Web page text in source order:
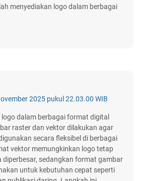
menyediakan logo dalam berbagai
2025 pukul 22.03.00 WIB
logo dalam berbagai format digital
raster dan vektor dilakukan agar
secara fleksibel di berbagai
vektor memungkinkan logo tetap
diperbesar, sedangkan format gambar
untuk kebutuhan cepat seperti